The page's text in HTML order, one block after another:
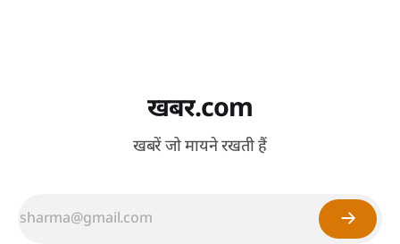
खबर.com
खबरें जो मायने रखती हैं